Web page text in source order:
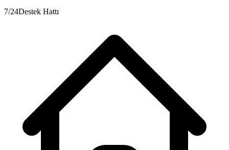
7/24Destek Hattı